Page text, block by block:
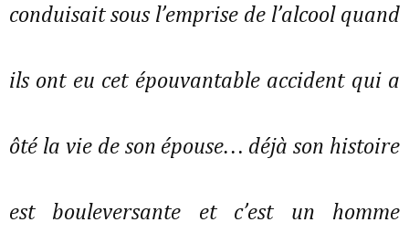
conduisait sous l’emprise de l’alcool quand
ils ont eu cet épouvantable accident qui a
ôté la vie de son épouse… déjà son histoire
est bouleversante et c’est un homme